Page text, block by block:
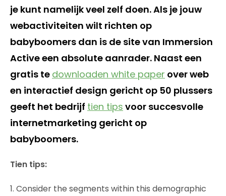
je kunt namelijk veel zelf doen. Als je jouw
webactiviteiten wilt richten op
babyboomers dan is de site van Immersion
Active een absolute aanrader. Naast een
gratis te downloaden white paper over web
en interactief design gericht op 50 plussers
geeft het bedrijf tien tips voor succesvolle
internetmarketing gericht op
babyboomers.
Tien tips:
1. Consider the segments within this demographic